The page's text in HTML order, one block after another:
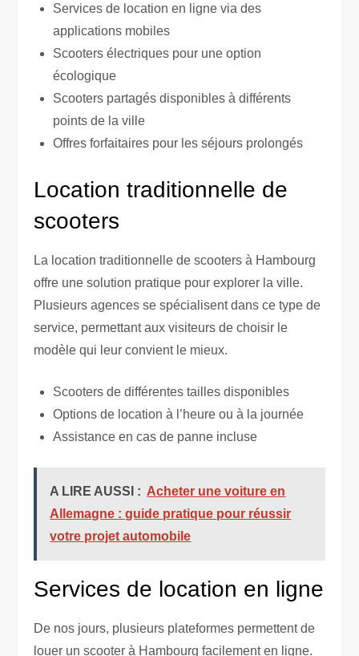
Services de location en ligne via des
applications mobiles
Scooters électriques pour une option
écologique
Scooters partagés disponibles à différents
points de la ville
Offres forfaitaires pour les séjours prolongés
Location traditionnelle de
scooters
La location traditionnelle de scooters à Hambourg
offre une solution pratique pour explorer la ville.
Plusieurs agences se spécialisent dans ce type de
service, permettant aux visiteurs de choisir le
modèle qui leur convient le mieux.
Scooters de différentes tailles disponibles
Options de location à l’heure ou à la journée
Assistance en cas de panne incluse
A LIRE AUSSI : Acheter une voiture en
Allemagne : guide pratique pour réussir
votre projet automobile
Services de location en ligne
De nos jours, plusieurs plateformes permettent de
louer un scooter à Hambourg facilement en ligne.